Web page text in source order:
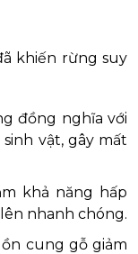
khiến rừng suy
đồng nghĩa với
vật, gây mất
khả năng hấp
nhanh chóng.
cung gỗ giảm